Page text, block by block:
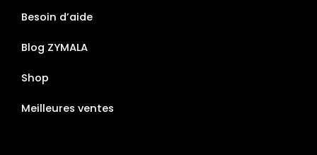
Besoin d’aide
Blog ZYMALA
Shop
Meilleures ventes